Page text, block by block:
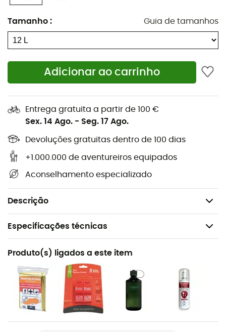
Tamanho : Guia de tamanhos
Adicionar ao carrinho
Entrega gratuita a partir de 100 €
Sex. 14 Ago. - Seg. 17 Ago.
Devoluções gratuitas dentro de 100 dias
+1.000.000 de aventureiros equipados
Aconselhamento especializado
Descrição
Partir sem ele seria um erro!
Características:
Impressão gráfica refletiva,
Dobra-se para fechar de forma totalmente
impermeável,
Tecidos revestidos e costuras totalmente
impermeáveis,
Forma retangular para um empacotamento
eficiente,
Peso: 40 g.
Especificações técnicas
Recomendado para
Caminhada / Trekking / Viagem
Peso
Nome do produto
Produto(s) ligados a este item